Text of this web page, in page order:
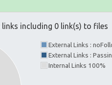
including 0 link(s) to files
External Links :
External Links :
Internal Links 100%